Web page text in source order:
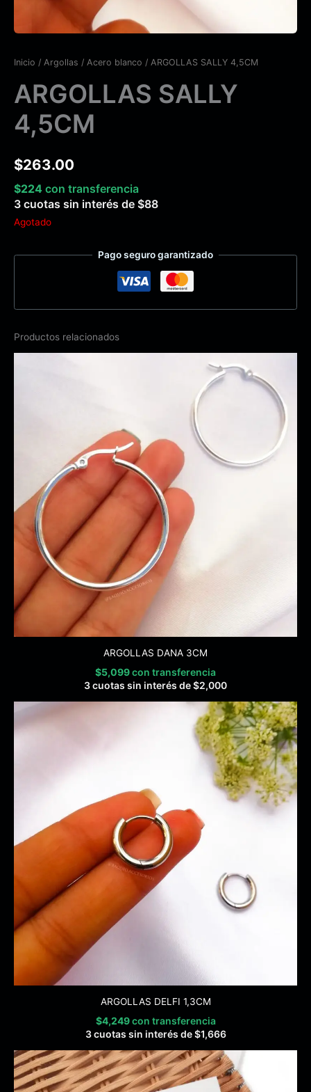
Inicio / Argollas / Acero blanco / ARGOLLAS SALLY 4,5CM
ARGOLLAS SALLY
4,5CM
$263.00
$224 con transferencia
3 cuotas sin interés de $88
Agotado
Pago seguro garantizado
Productos relacionados
ARGOLLAS DANA 3CM
$5,099con transferencia
3 cuotas sin interés de$2,000
ARGOLLAS DELFI 1,3CM
$4,249 con transferencia
3 cuotas sin interés de$1,666